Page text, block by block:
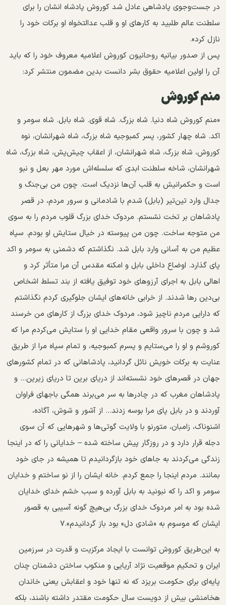
در جست‌وجوی پادشاهی عادل شد کوروش پادشاه انشان را برای
سلطنت عالم طلبید به کارهای او و قلب عدالتخواه او برکات خود را
نازل کرد».
پس از صدور بیانیه روحانیون کوروش اعلامیه معروف خود را که باید
آن را اولین اعلامیه حقوق بشر دانست بدین‌ مضمون منتشر کرد:
منم کوروش
«منم کوروش شاه دنیا. شاه بزرگ. شاه قوی. شاه بابل. شاه سومر و
اکد. شاه چهار کشور، پسر کمبوجیه شاه بزرگ، شاه شهرانشان، نوه
کوروش، شاه بزرگ، شاه شهرانشان، از اعقاب چیش‌پش، شاه بزرگ، شاه
شهرانشان، شاخه سلطنت ابدی که سلسله‌اش مورد مهر بعل و نبو
است و حکمرانیش به قلب آن‌ها نزدیک است. چون من بی‌جنگ و
جدال وارد تین‌تیر (بابل) شدم با شادمانی و سرور مردم، در قصر
پادشاهان بر تخت نشستم. مردوک خدای بزرگ قلوب مردم را به سوی
من متوجه ساخت. چون من پیوسته در خیال ستایش او بودم. سپاه
عظیم من به آسانی وارد بابل شد. نگذاشتم که دشمنی به سومر و اکد
پای گذارد. اوضاع داخلی بابل و امکنه مقدس آن مرا متأثر کرد و
اهالی بابل به اجرای آرزوهای خود توفیق یافته از بند تسلط اشخاص
بی‌دین‌‌ رها شدند. از خرابی‌ خانه‌های ایشان جلوگیری کردم نگذاشتم
که دارایی مردم ناچیز شود، مردوک خدای بزرگ از کارهای من خرسند
شد و چون با سرور واقعی مقام خدایی او را ستایش می‌کردم مرا که
کوروشم و او را می‌ستایم و پسرم کمبوجیه، و تمام سپاه مرا از طریق
عنایت به برکات خویش نائل گردانید، پادشاهانی‌ که در تمام کشورهای
جهان در قصرهای خود نشسته‌اند از دریای برین تا دریای زیرین... و
پادشاهان مغرب که در چادر‌ها به سر می‌برند همگی باجهای فراوان
آوردند و در بابل پای مرا بوسه زدند... از آشور و شوش، آگاده،
اشنوناک، زامبان، متورنو با ولایت گوتی‌ها و شهرهایی که آن سوی
دجله قرار دارد و در روزگار پیش ساخته شده – خدایانی را که در اینجا
زندگی می‌کردند به جاهای خود بازگردانیدم تا همیشه در جای خود
بمانند. مردم اینجا را جمع کردم. خانه ایشان را از نو ساختم و خدایان
سومر و اکد را که نبونید به بابل آورده و سبب خشم خدای خدایان
شده بود به امر مردوک خدای بزرگ بی‌هیچ گونه آسیبی به قصور
ایشان که موسوم به «شادی دل» بود باز گردانیدم».۷
به این‌طریق کوروش توانست با ایجاد مرکزیت و قدرت در سرزمین
ایران و تحکیم موقعیت‌ نژاد آریایی و منکوب ساختن دشمنان چنان
پایه‌ای برای حکومت بریزد که نه تنها خود و اعقابش یعنی خاندان
هخامنشی بیش از دویست سال حکومت مقتدر داشته باشند، بلکه